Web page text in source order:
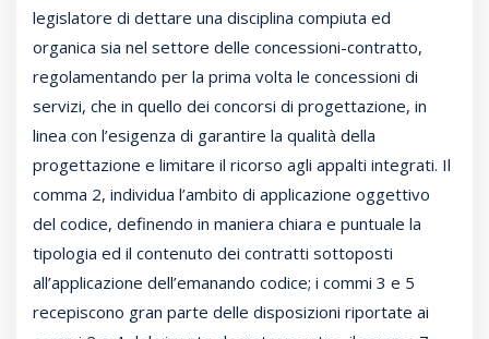
legislatore di dettare una disciplina compiuta ed
organica sia nel settore delle concessioni-contratto,
regolamentando per la prima volta le concessioni di
servizi, che in quello dei concorsi di progettazione, in
linea con l’esigenza di garantire la qualità della
progettazione e limitare il ricorso agli appalti integrati. Il
comma 2, individua l’ambito di applicazione oggettivo
del codice, definendo in maniera chiara e puntuale la
tipologia ed il contenuto dei contratti sottoposti
all’applicazione dell’emanando codice; i commi 3 e 5
recepiscono gran parte delle disposizioni riportate ai